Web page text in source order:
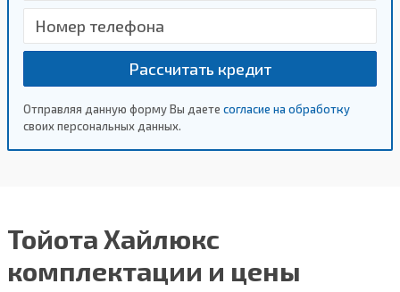
Рассчитать кредит
Отправляя данную форму Вы даете согласие на обработку
своих персональных данных.
Тойота Хайлюкс
комплектации и цены